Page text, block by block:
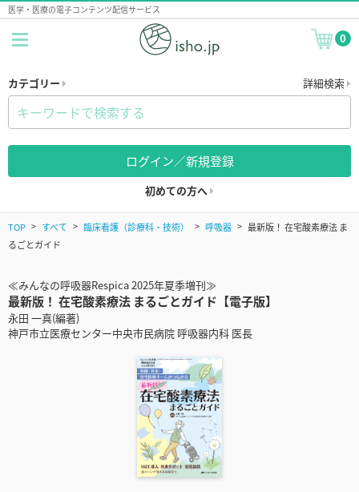
医学・医療の電子コンテンツ配信サービス
0
カテゴリー 詳細検索
ログイン／新規登録
初めての方へ
TOP すべて 臨床看護（診療科・技術） 呼吸器
最新版！ 在宅酸素療法 ま
るごとガイド
≪みんなの呼吸器Respica 2025年夏季増刊≫
最新版！ 在宅酸素療法 まるごとガイド【電子版】
永田 一真(編著)
神戸市立医療センター中央市民病院 呼吸器内科 医長